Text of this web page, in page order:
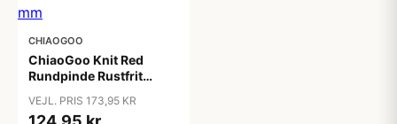
CHIAOGOO
ChiaoGoo Knit Red
Rundpinde Rustfrit
mm
VEJL. PRIS 173,95 KR